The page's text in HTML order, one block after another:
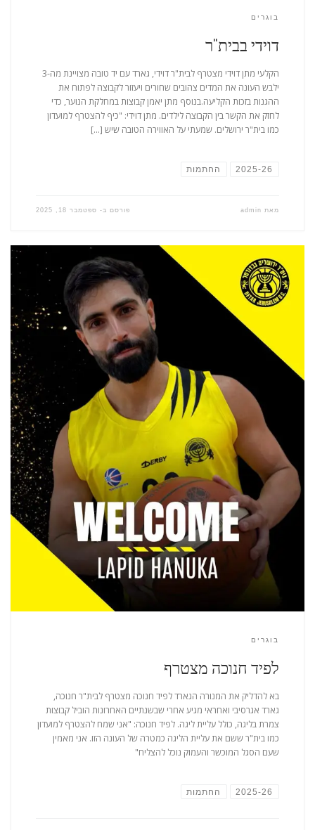
בוגרים
דוידי בבית"ר
הקלעי מתן דוידי מצטרף לבית"ר דוידי, גארד עם יד טובה מצויינת מה-3
ילבש העונה את המדים צהובים שחורים ויעזור לקבוצה לפתוח את
ההגנות בזכות הקליעה.בנוסף מתן יאמן קבוצות במחלקת הנוער, כדי
לחזק את הקשר בין הקבוצה לילדים. מתן דוידי: "כיף להצטרף למועדון
כמו בית"ר ירושלים. שמעתי על האווירה הטובה שיש […]
2025-26 החתמות
מאת admin פורסם ב- ספטמבר 18, 2025
בוגרים
לפיד חנוכה מצטרף
בא להדליק את המנורה הגארד לפיד חנוכה מצטרף לבית"ר חנוכה,
גארד אגרסיבי ואחראי מגיע אחרי שבשנתיים האחרונות הוביל קבוצות
צמרת בליגה, כולל עליית ליגה. לפיד חנוכה: "אני שמח להצטרף למועדון
כמו בית"ר ששם את עליית הליגה כמטרה של העונה הזו. אני מאמין
שעם הסגל המוכשר והעמוק נוכל להצליח"
2025-26 החתמות